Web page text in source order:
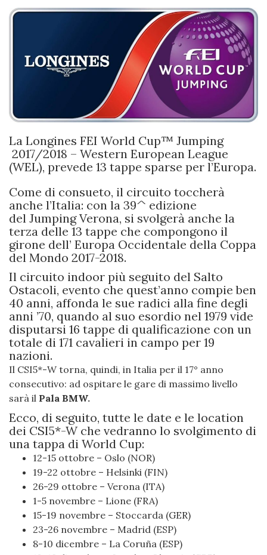
La Longines FEI World Cup™ Jumping
2017/2018 – Western European League
(WEL), prevede 13 tappe sparse per l’Europa.
Come di consueto, il circuito toccherà
anche l’Italia: con la 39^ edizione
del Jumping Verona, si svolgerà anche la
terza delle 13 tappe che compongono il
girone dell’ Europa Occidentale della Coppa
del Mondo 2017-2018.
Il circuito indoor più seguito del Salto
Ostacoli, evento che quest’anno compie ben
40 anni, affonda le sue radici alla fine degli
anni ’70, quando al suo esordio nel 1979 vide
disputarsi 16 tappe di qualificazione con un
totale di 171 cavalieri in campo per 19
nazioni.
Il CSI5*-W torna, quindi, in Italia per il 17° anno
consecutivo: ad ospitare le gare di massimo livello
sarà il Pala BMW.
Ecco, di seguito, tutte le date e le location
dei CSI5*-W che vedranno lo svolgimento di
una tappa di World Cup:
12-15 ottobre – Oslo (NOR)
19-22 ottobre – Helsinki (FIN)
26-29 ottobre – Verona (ITA)
1-5 novembre – Lione (FRA)
15-19 novembre – Stoccarda (GER)
23-26 novembre – Madrid (ESP)
8-10 dicembre – La Coruña (ESP)